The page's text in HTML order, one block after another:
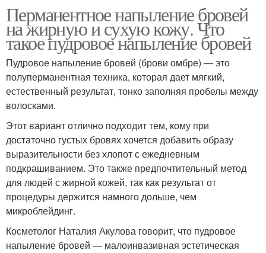
Перманентное напыление бровей
на жирную и сухую кожу. Что
такое пудровое напыление бровей
Пудровое напыление бровей (брови омбре) — это
полуперманентная техника, которая дает мягкий,
естественный результат, тонко заполняя пробелы между
волосками.
Этот вариант отлично подходит тем, кому при
достаточно густых бровях хочется добавить образу
выразительности без хлопот с ежедневным
подкрашиванием. Это также предпочтительный метод
для людей с жирной кожей, так как результат от
процедуры держится намного дольше, чем
микроблейдинг.
Косметолог Наталия Акулова говорит, что пудровое
напыление бровей — малоинвазивная эстетическая